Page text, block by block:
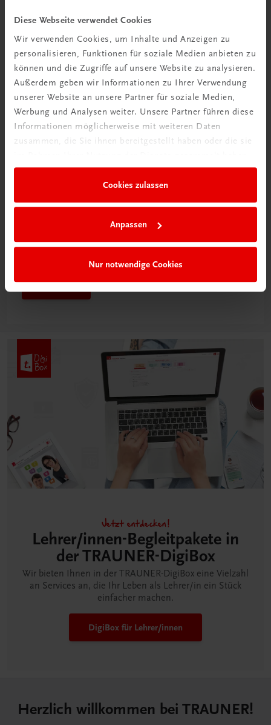
Diese Webseite verwendet Cookies
Wir verwenden Cookies, um Inhalte und Anzeigen zu
personalisieren, Funktionen für soziale Medien anbieten zu
können und die Zugriffe auf unsere Website zu analysieren.
Außerdem geben wir Informationen zu Ihrer Verwendung
unserer Website an unsere Partner für soziale Medien,
Werbung und Analysen weiter. Unsere Partner führen diese
Informationen möglicherweise mit weiteren Daten
zusammen, die Sie ihnen bereitgestellt haben oder die sie
Cookies zulassen
Anpassen
Nur notwendige Cookies
Tipps & Tricks
Mehr dazu
Das „Digitale
Klassenzimmer“
Jetzt entdecken!
Lehrer/innen-Begleitpakete in
der TRAUNER-DigiBox
Wir bieten Ihnen in der TRAUNER-DigiBox eine Vielzahl
an Services an, die Ihr Leben als Lehrer/in ein Stück
einfacher machen.
DigiBox für Lehrer/innen
Herzlich willkommen bei TRAUNER!